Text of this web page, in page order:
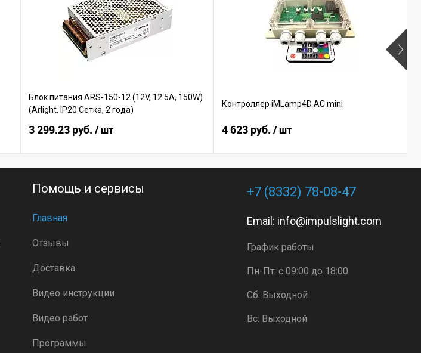
Блок питания ARS-150-12 (12V, 12.5A, 150W)
(Arlight, IP20 Сетка, 2 года)
3 299.23 руб. / шт
Контроллер iMLamp4D AC mini
4 623 руб. / шт
Помощь и сервисы
Главная
Отзывы
Доставка
Видео инструкции
Видео работ
Программы
+7 (8332) 78-08-47
Email: info@impulslight.com
График работы
Пн-Пт: с 09:00 до 18:00
Сб: Выходной
Вс: Выходной